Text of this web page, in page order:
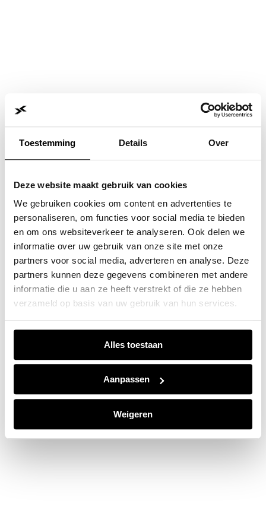
Toestemming Details Over
Deze website maakt gebruik van cookies
We gebruiken cookies om content en advertenties te
personaliseren, om functies voor social media te bieden
en om ons websiteverkeer te analyseren. Ook delen we
informatie over uw gebruik van onze site met onze
partners voor social media, adverteren en analyse. Deze
partners kunnen deze gegevens combineren met andere
informatie die u aan ze heeft verstrekt of die ze hebben
verzameld op basis van uw gebruik van hun services.
Alles toestaan
Aanpassen
Weigeren
Application error: a client-side exception has occurred while
loadingwww.jvk.nl(see the browser consolefor more
information).